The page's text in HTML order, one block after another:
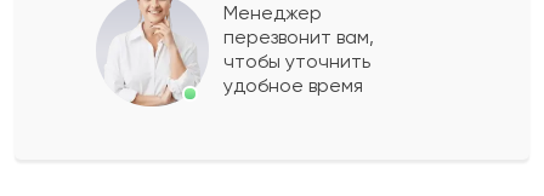
Показать еще
Менеджер
перезвонит вам,
чтобы уточнить
удобное время